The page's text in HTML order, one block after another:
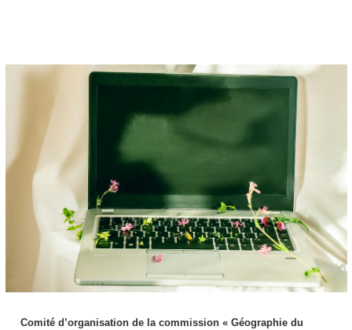
Comité d’organisation de la commission « Géographie du